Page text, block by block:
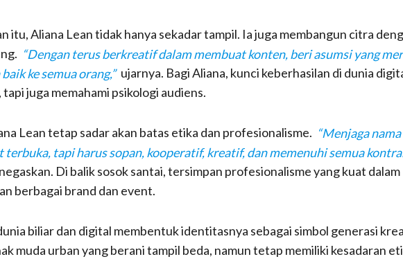
itu, Aliana Lean tidak hanya sekadar tampil. Ia juga membangun citra
“Dengan terus berkreatif dalam membuat konten, beri asumsi yang
ke semua orang,” ujarnya. Bagi Aliana, kunci keberhasilan di dunia
juga memahami psikologi audiens.
Lean tetap sadar akan batas etika dan profesionalisme. “Menjaga
tapi harus sopan, kooperatif, kreatif, dan memenuhi semua
Di balik sosok santai, tersimpan profesionalisme yang kuat dalam
berbagai brand dan event.
biliar dan digital membentuk identitasnya sebagai simbol generasi
muda urban yang berani tampil beda, namun tetap memiliki kesadaran